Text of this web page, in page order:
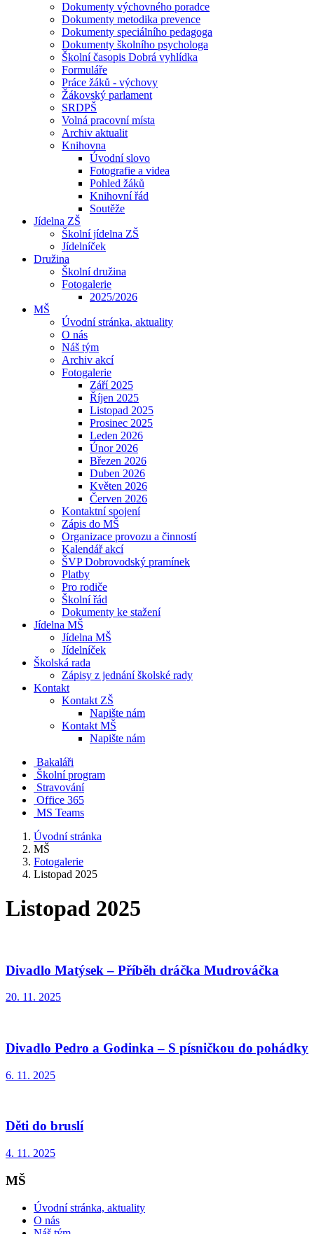
Dokumenty výchovného poradce
Dokumenty metodika prevence
Dokumenty speciálního pedagoga
Dokumenty školního psychologa
Školní časopis Dobrá vyhlídka
Formuláře
Práce žáků - výchovy
Žákovský parlament
SRDPŠ
Volná pracovní místa
Archiv aktualit
Knihovna
Úvodní slovo
Fotografie a videa
Pohled žáků
Knihovní řád
Soutěže
Jídelna ZŠ
Školní jídelna ZŠ
Jídelníček
Družina
Školní družina
Fotogalerie
2025/2026
MŠ
Úvodní stránka, aktuality
O nás
Náš tým
Archiv akcí
Fotogalerie
Září 2025
Říjen 2025
Listopad 2025
Prosinec 2025
Leden 2026
Únor 2026
Březen 2026
Duben 2026
Květen 2026
Červen 2026
Kontaktní spojení
Zápis do MŠ
Organizace provozu a činností
Kalendář akcí
ŠVP Dobrovodský pramínek
Platby
Pro rodiče
Školní řád
Dokumenty ke stažení
Jídelna MŠ
Jídelna MŠ
Jídelníček
Školská rada
Zápisy z jednání školské rady
Kontakt
Kontakt ZŠ
Napište nám
Kontakt MŠ
Napište nám
Bakaláři
Školní program
Stravování
Office 365
MS Teams
Úvodní stránka
MŠ
Fotogalerie
Listopad 2025
Listopad 2025
Divadlo Matýsek – Příběh dráčka Mudrováčka
20. 11. 2025
Divadlo Pedro a Godinka – S písničkou do pohádky
6. 11. 2025
Děti do bruslí
4. 11. 2025
MŠ
Úvodní stránka, aktuality
O nás